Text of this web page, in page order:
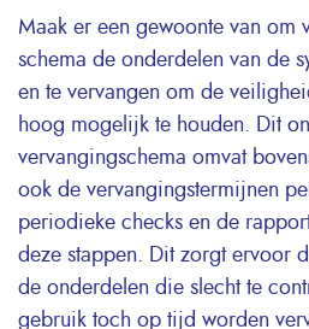
Maak er een gewoonte van om
schema de onderdelen van de
en te vervangen om de
hoog mogelijk te houden. Dit
vervangingschema omvat
ook de vervangingstermijnen
periodieke checks en de
deze stappen. Dit zorgt ervoor
de onderdelen die slecht te
gebruik toch op tijd worden